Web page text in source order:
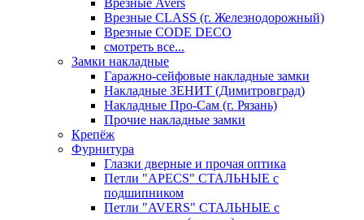
Врезные Avers
Врезные CLASS (г. Железнодорожный)
Врезные CODE DECO
смотреть все...
Замки накладные
Гаражно-сейфовые накладные замки
Накладные ЗЕНИТ (Димитровград)
Накладные Про-Сам (г. Рязань)
Прочие накладные замки
Крепёж
Фурнитура
Глазки дверные и прочая оптика
Петли "APECS" СТАЛЬНЫЕ с
подшипником
Петли "AVERS" СТАЛЬНЫЕ с